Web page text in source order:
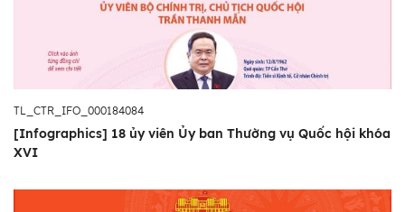
TL_CTR_IFO_000184084
[Infographics] 18 ủy viên Ủy ban Thường vụ Quốc hội khóa
XVI